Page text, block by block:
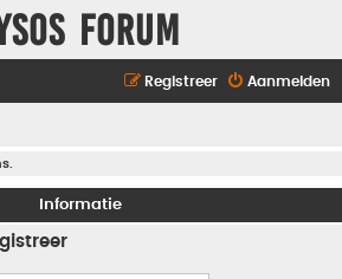
Forum
Aanmelden
Registreer
Informatie